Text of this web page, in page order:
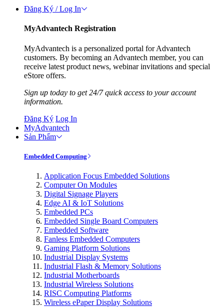
Đăng Ký / Log In
MyAdvantech Registration
MyAdvantech is a personalized portal for Advantech
customers. By becoming an Advantech member, you can
receive latest product news, webinar invitations and special
eStore offers.
Sign up today to get 24/7 quick access to your account
information.
Đăng Ký Log In
MyAdvantech
Sản Phẩm
Embedded Computing
Application Focus Embedded Solutions
Computer On Modules
Digital Signage Players
Edge AI & IoT Solutions
Embedded PCs
Embedded Single Board Computers
Embedded Software
Fanless Embedded Computers
Gaming Platform Solutions
Industrial Display Systems
Industrial Flash & Memory Solutions
Industrial Motherboards
Industrial Wireless Solutions
RISC Computing Platforms
Wireless ePaper Display Solutions